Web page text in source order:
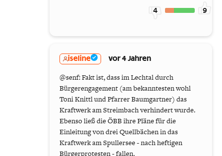
4 9
iseline vor 4 Jahren
@senf: Fakt ist, dass im Lechtal durch
Bürgerengagement (am bekanntesten wohl
Toni Knittl und Pfarrer Baumgartner) das
Kraftwerk am Streimbach verhindert wurde.
Ebenso ließ die ÖBB ihre Pläne für die
Einleitung von drei Quellbächen in das
Kraftwerk am Spullersee - nach heftigen
Bürgerprotesten - fallen.